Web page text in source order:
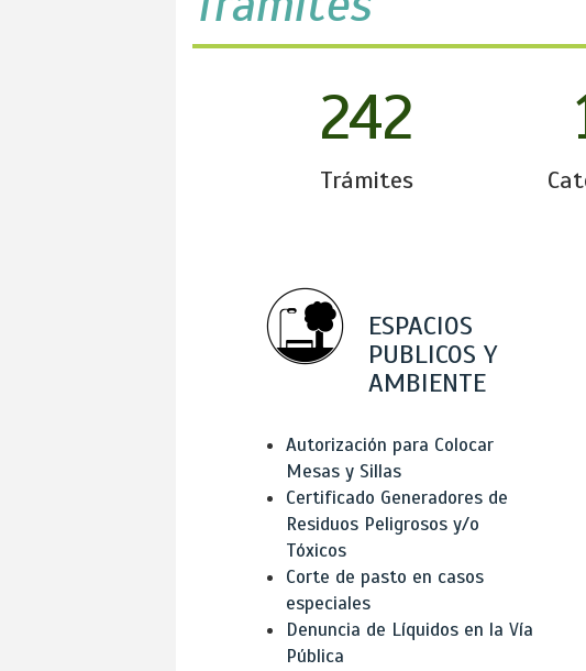
aquí
242
Trámites
ESPACIOS
PUBLICOS Y
AMBIENTE
Autorización para Colocar
Mesas y Sillas
Certificado Generadores de
Residuos Peligrosos y/o
Tóxicos
Corte de pasto en casos
especiales
Denuncia de Líquidos en la Vía
Pública